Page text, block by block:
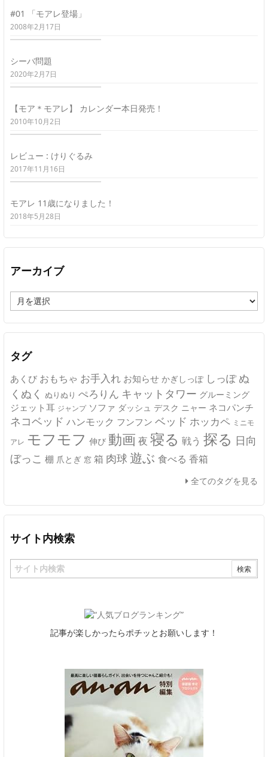
#01 「モアレ登場」
2008年2月17日
シーバ問題
2020年2月7日
【モア＊モアレ】 カレンダー本日発売！
2010年10月2日
レビュー : けりぐるみ
2017年11月16日
モアレ 11歳になりました！
2018年5月28日
アーカイブ
ー
カ
イ
タグ
あくび おもちゃ お手入れ お知らせ かぎしっぽ しっぽ ぬ
くぬく ぬりぬり ぺろりん キャットタワー グルーミング
ジェット耳 ジャンプ ソファ ダッシュ デスク ニャー ネコパンチ
ネコベッド ハンモック フンフン ベッド ホッカペ ミニモ
アレ モフモフ 伸び 動画 夜 寝る 戦う 探る 日向
ぼっこ 棚 爪とぎ 窓 箱 肉球 遊ぶ 食べる 香箱
全てのタグを見る
サイト内検索
記事が楽しかったらポチッとお願いします！